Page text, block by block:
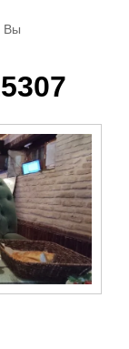
. Вы